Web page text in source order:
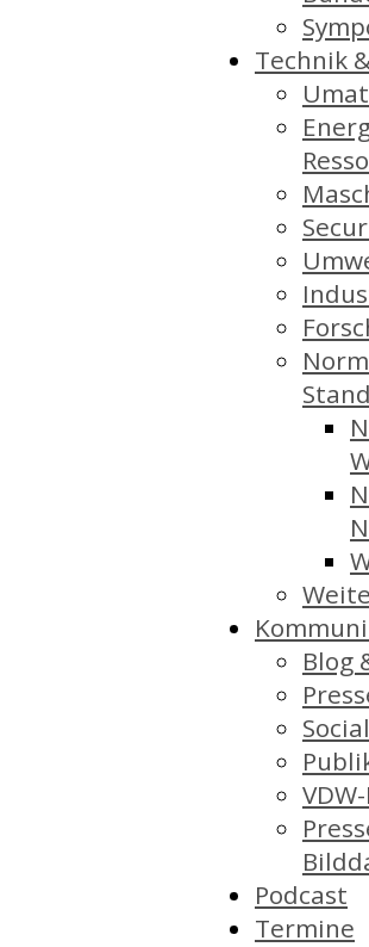
Technik
Blog
Podcast
Termine